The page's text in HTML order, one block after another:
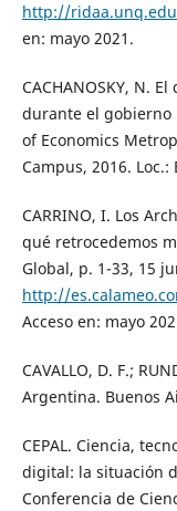
http://
en: mayo 2021.
CACHANOSKY, N.
durante el gobierno
of Economics
Campus, 2016. Loc.:
CARRINO, I. Los
qué retrocedemos
Global, p. 1-33, 15
http://
Acceso en: mayo
CAVALLO, D. F.;
Argentina. Buenos
CEPAL. Ciencia,
digital: la situación
Conferencia de